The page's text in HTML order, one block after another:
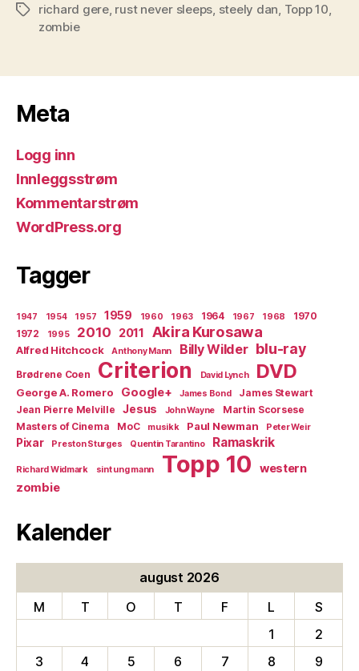
Stikkordrichard gere, rust never sleeps steely dan Topp 10
zombie
Meta
Logg inn
Innleggsstrøm
Kommentarstrøm
WordPress.org
Tagger
1947 1954 1957 1959 1960 1963 1964 1967 1968
1970
1972
1995 2010 2011 Akira Kurosawa
Alfred Hitchcock Anthony Mann Billy Wilder blu-ray
Brødrene Coen Criterion David Lynch DVD
George A. Romero Google+ James Bond
James Stewart
Jean Pierre Melville
Jesus John Wayne
Martin Scorsese
Masters of Cinema
MoC musikk Paul Newman Peter Weir
Pixar Preston Sturges Quentin Tarantino Ramaskrik
Richard Widmark sint ung mann Topp 10
western
zombie
Kalender
august 2026
M
T O T F L
S
1
2
3
4 5 6 7 8 9